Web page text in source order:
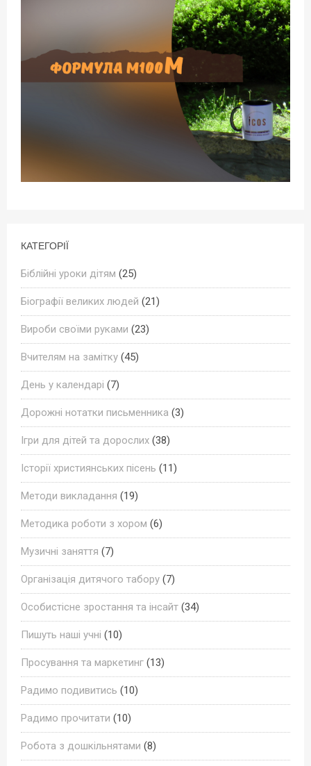
КАТЕГОРІЇ
Біблійні уроки дітям (25)
Біографії великих людей (21)
Вироби своїми руками (23)
Вчителям на замітку (45)
День у календарі (7)
Дорожні нотатки письменника (3)
Ігри для дітей та дорослих (38)
Історії християнських пісень (11)
Методи викладання (19)
Методика роботи з хором (6)
Музичні заняття (7)
Організація дитячого табору (7)
Особистісне зростання та інсайт (34)
Пишуть наші учні (10)
Просування та маркетинг (13)
Радимо подивитись (10)
Радимо прочитати (10)
Робота з дошкільнятами (8)